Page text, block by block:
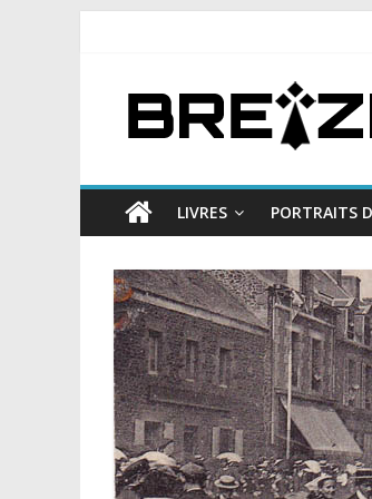
LIVRES PORTRAITS